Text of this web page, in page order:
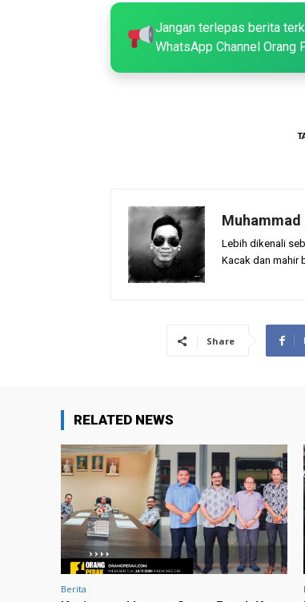
Jangan terlepas berita
WhatsApp Channel Orang
Muhammad
Lebih dikenali
Kacak dan mahir
Share
RELATED NEWS
Berita